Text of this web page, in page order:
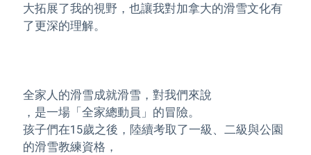
大拓展了我的視野，也讓我對加拿大的滑雪文化有
了更深的理解。
全家人的滑雪成就滑雪，對我們來說
，是一場「全家總動員」的冒險。
孩子們在15歲之後，陸續考取了一級、二級與公園
的滑雪教練資格，